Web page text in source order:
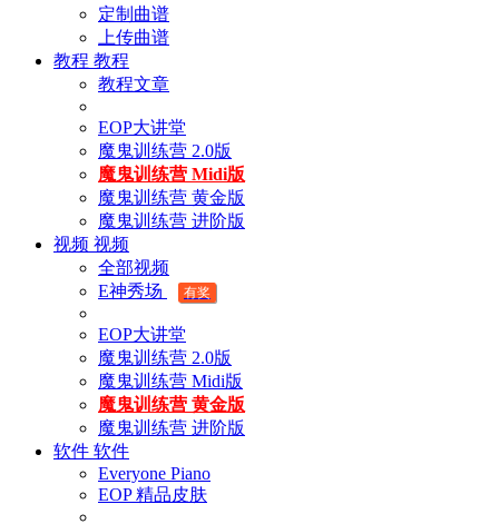
定制曲谱
上传曲谱
教程 教程
教程文章
EOP大讲堂
魔鬼训练营 2.0版
魔鬼训练营 Midi版
魔鬼训练营 黄金版
魔鬼训练营 进阶版
视频 视频
全部视频
E神秀场
有奖
EOP大讲堂
魔鬼训练营 2.0版
魔鬼训练营 Midi版
魔鬼训练营 黄金版
魔鬼训练营 进阶版
软件 软件
Everyone Piano
EOP 精品皮肤